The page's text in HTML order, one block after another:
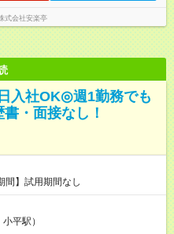
式会社安楽亭
入社OK◎週1勤務でも
・面接なし！
円 【試用期間】試用期間なし
平駅）